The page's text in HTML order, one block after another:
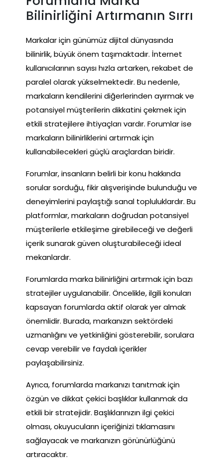
Bilinirliğini Artırmanın Sırrı
Markalar için günümüz dijital dünyasında
bilinirlik, büyük önem taşımaktadır. İnternet
kullanıcılarının sayısı hızla artarken, rekabet de
paralel olarak yükselmektedir. Bu nedenle,
markaların kendilerini diğerlerinden ayırmak ve
potansiyel müşterilerin dikkatini çekmek için
etkili stratejilere ihtiyaçları vardır. Forumlar ise
markaların bilinirliklerini artırmak için
kullanabilecekleri güçlü araçlardan biridir.
Forumlar, insanların belirli bir konu hakkında
sorular sorduğu, fikir alışverişinde bulunduğu ve
deneyimlerini paylaştığı sanal topluluklardır. Bu
platformlar, markaların doğrudan potansiyel
müşterilerle etkileşime girebileceği ve değerli
içerik sunarak güven oluşturabileceği ideal
mekanlardır.
Forumlarda marka bilinirliğini artırmak için bazı
stratejiler uygulanabilir. Öncelikle, ilgili konuları
kapsayan forumlarda aktif olarak yer almak
önemlidir. Burada, markanızın sektördeki
uzmanlığını ve yetkinliğini gösterebilir, sorulara
cevap verebilir ve faydalı içerikler
paylaşabilirsiniz.
Ayrıca, forumlarda markanızı tanıtmak için
özgün ve dikkat çekici başlıklar kullanmak da
etkili bir stratejidir. Başlıklarınızın ilgi çekici
olması, okuyucuların içeriğinizi tıklamasını
sağlayacak ve markanızın görünürlüğünü
artıracaktır.